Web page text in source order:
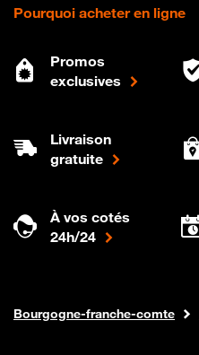
Pourquoi acheter en ligne
Promos
exclusives
Livraison
gratuite
À vos cotés
24h/24
Boutique Orange
Internet fibre
Bourgogne-franche-comte